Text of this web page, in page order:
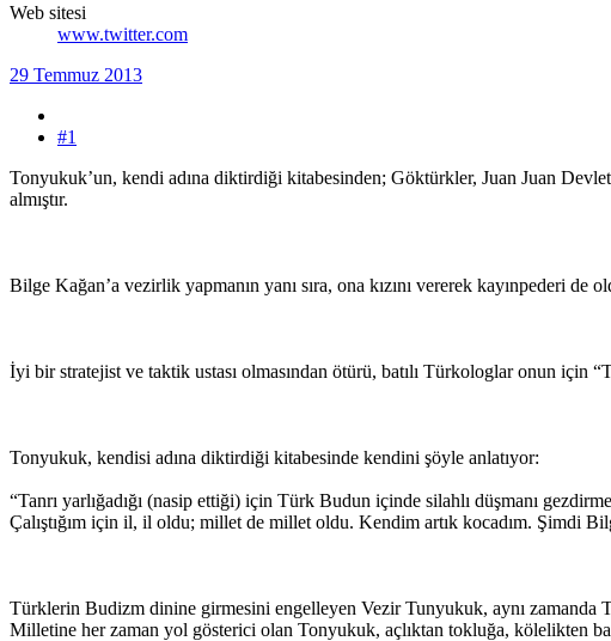
Web sitesi
www.twitter.com
29 Temmuz 2013
#1
Tonyukuk’un, kendi adına diktirdiği kitabesinden; Göktürkler, Juan Juan
almıştır.
Bilge Kağan’a vezirlik yapmanın yanı sıra, ona kızını vererek kayınpederi de
İyi bir stratejist ve taktik ustası olmasından ötürü, batılı Türkologlar onun için
Tonyukuk, kendisi adına diktirdiği kitabesinde kendini şöyle anlatıyor:
“Tanrı yarlığadığı (nasip ettiği) için Türk Budun içinde silahlı düşmanı
Çalıştığım için il, il oldu; millet de millet oldu. Kendim artık kocadım. Şimdi
Türklerin Budizm dinine girmesini engelleyen Vezir Tunyukuk, aynı
Milletine her zaman yol gösterici olan Tonyukuk, açlıktan tokluğa, kölelikten